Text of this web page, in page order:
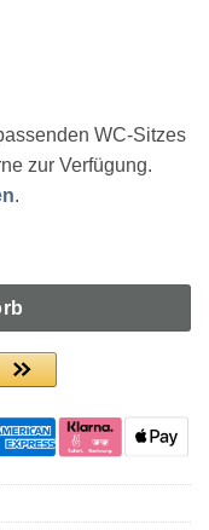
WC-Sitzes
zur Verfügung.
.
Menge